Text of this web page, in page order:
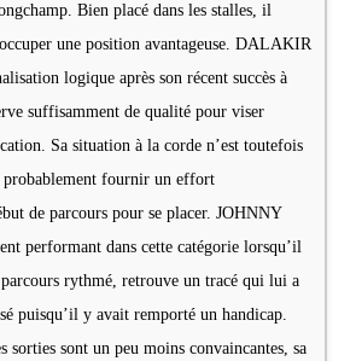
Bien placé dans les stalles, il
une position avantageuse. DALAKIR
logique après son récent succès à
suffisamment de qualité pour viser
Sa situation à la corde n’est toutefois
probablement fournir un effort
de parcours pour se placer. JOHNNY
performant dans cette catégorie lorsqu’il
rythmé, retrouve un tracé qui lui a
puisqu’il y avait remporté un handicap.
sorties sont un peu moins convaincantes, sa